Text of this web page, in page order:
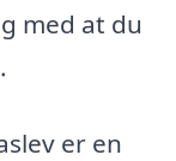
med at du
er en